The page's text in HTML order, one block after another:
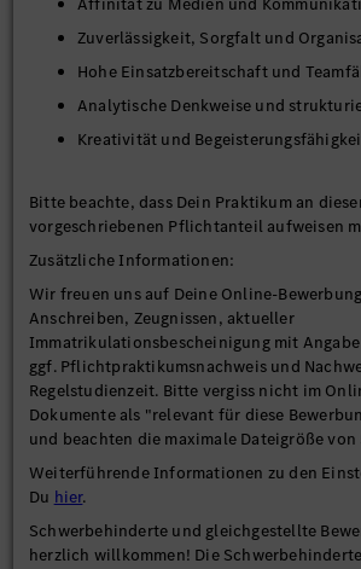
Zuverlässigkeit, Sorgfalt und
Hohe Einsatzbereitschaft und
Analytische Denkweise und
Kreativität und
Bitte beachte, dass Dein Praktikum an
vorgeschriebenen Pflichtanteil aufweisen
Zusätzliche Informationen:
Wir freuen uns auf Deine Online-
Anschreiben, Zeugnissen, aktueller
Immatrikulationsbescheinigung mit Angabe
ggf. Pflichtpraktikumsnachweis und
Regelstudienzeit. Bitte vergiss nicht im
Dokumente als "relevant für diese
und beachten die maximale Dateigröße von
Weiterführende Informationen zu den
Du hier.
Schwerbehinderte und gleichgestellte
herzlich willkommen! Die